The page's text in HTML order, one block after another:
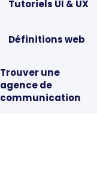
Tutoriels UI & UX
Définitions web
Trouver une
agence de
communication